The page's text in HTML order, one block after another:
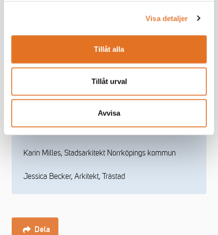
Visa detaljer
Tillåt alla
Tillåt urval
Avvisa
Kjell Forshed, Arkitekt & grundare, Brunnberg &
Fredrik Rosenhall, INOBI Arkitekter
Karin Milles, Stadsarkitekt Norrköpings kommun
Jessica Becker, Arkitekt, Trästad
Dela